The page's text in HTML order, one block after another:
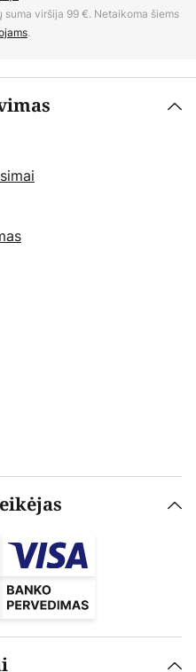
viršija 99 €. Netaikoma šiems
.